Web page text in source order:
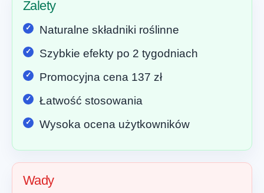
Zalety
Naturalne składniki roślinne
Szybkie efekty po 2 tygodniach
Promocyjna cena 137 zł
Łatwość stosowania
Wysoka ocena użytkowników
Wady